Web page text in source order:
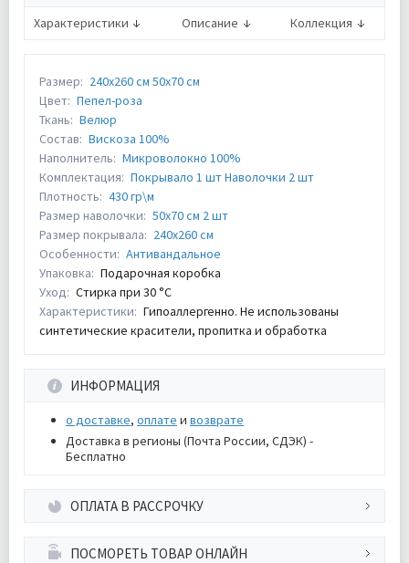
Характеристики Описание Коллекция
Размер: 240х260 см 50х70 см
Цвет: Пепел-роза
Ткань: Велюр
Состав: Вискоза 100%
Наполнитель: Микроволокно 100%
Комплектация: Покрывало 1 шт Наволочки 2 шт
Плотность: 430 гр\м
Размер наволочки: 50х70 см 2 шт
Размер покрывала: 240х260 см
Особенности: Антивандальное
Упаковка: Подарочная коробка
Уход: Стирка при 30 °С
Характеристики: Гипоаллергенно. Не использованы
синтетические красители, пропитка и обработка
ИНФОРМАЦИЯ
о доставке, оплате и возврате
Доставка в регионы (Почта России, СДЭК) -
Бесплатно
ОПЛАТА В РАССРОЧКУ
ПОСМОРЕТЬ ТОВАР ОНЛАЙН